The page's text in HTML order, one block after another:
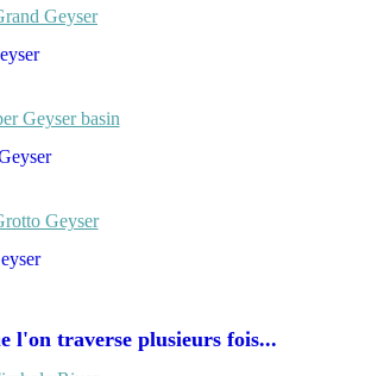
l'on traverse plusieurs fois...